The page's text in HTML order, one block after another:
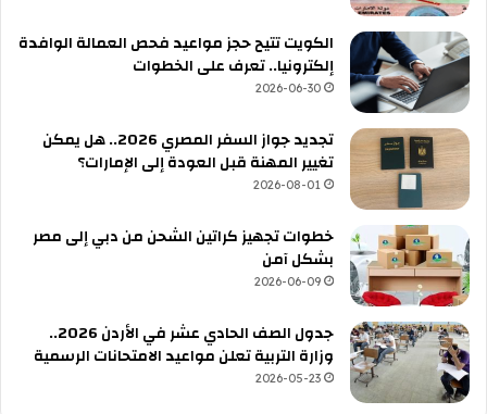
الكويت تتيح حجز مواعيد فحص العمالة الوافدة
إلكترونيا.. تعرف على الخطوات
2026-06-30
تجديد جواز السفر المصري 2026.. هل يمكن
تغيير المهنة قبل العودة إلى الإمارات؟
2026-08-01
خطوات تجهيز كراتين الشحن من دبي إلى مصر
بشكل آمن
2026-06-09
جدول الصف الحادي عشر في الأردن 2026..
وزارة التربية تعلن مواعيد الامتحانات الرسمية
2026-05-23